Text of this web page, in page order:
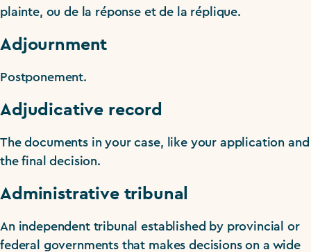
plainte, ou de la réponse et de la réplique.
Adjournment
Postponement.
Adjudicative record
The documents in your case, like your application and
the final decision.
Administrative tribunal
An independent tribunal established by provincial or
federal governments that makes decisions on a wide